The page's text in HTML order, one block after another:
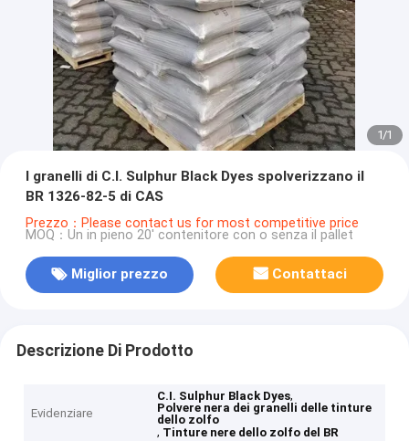
1/1
I granelli di C.I. Sulphur Black Dyes spolverizzano il
BR 1326-82-5 di CAS
Prezzo：Please contact us for most competitive price
MOQ：Un in pieno 20' contenitore con o senza il pallet
Miglior prezzo Contattaci
Descrizione Di Prodotto
Evidenziare
C.I. Sulphur Black Dyes,
Polvere nera dei granelli delle tinture
dello zolfo
, Tinture nere dello zolfo del BR